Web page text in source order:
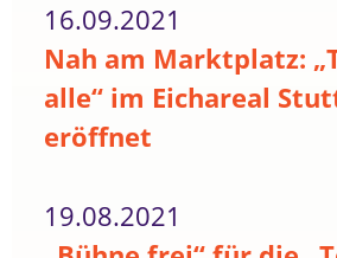
16.09.2021
Nah am Marktplatz:
alle“ im Eichareal
eröffnet
19.08.2021